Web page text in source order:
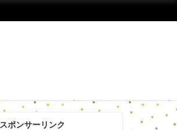
スポンサーリンク